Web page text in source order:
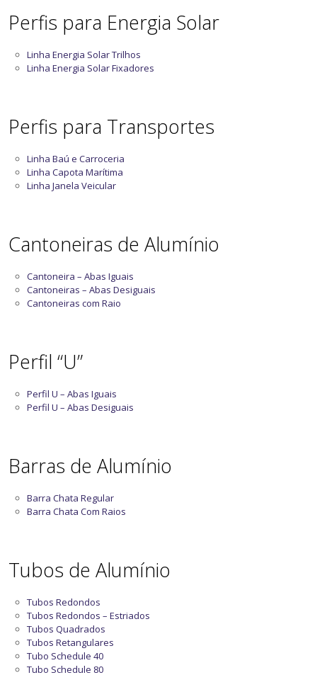
Perfis para Energia Solar
Linha Energia Solar Trilhos
Linha Energia Solar Fixadores
Perfis para Transportes
Linha Baú e Carroceria
Linha Capota Marítima
Linha Janela Veicular
Cantoneiras de Alumínio
Cantoneira – Abas Iguais
Cantoneiras – Abas Desiguais
Cantoneiras com Raio
Perfil “U”
Perfil U – Abas Iguais
Perfil U – Abas Desiguais
Barras de Alumínio
Barra Chata Regular
Barra Chata Com Raios
Tubos de Alumínio
Tubos Redondos
Tubos Redondos – Estriados
Tubos Quadrados
Tubos Retangulares
Tubo Schedule 40
Tubo Schedule 80